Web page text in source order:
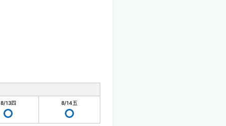
8/13四 8/14五